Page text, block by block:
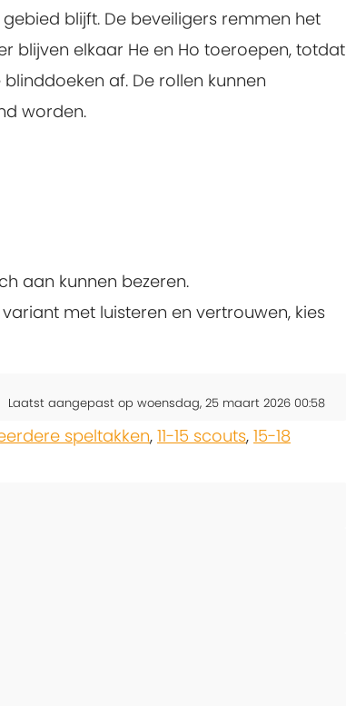
blijft. De beveiligers remmen het
blijven elkaar He en Ho toeroepen, totdat
af. De rollen kunnen
worden.
aan kunnen bezeren.
met luisteren en vertrouwen, kies
Laatst aangepast op woensdag, 25 maart 2026 00:58
speltakken, 11-15 scouts, 15-18